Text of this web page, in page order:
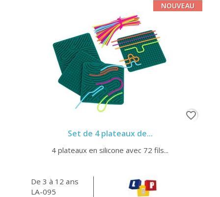
Set de 4 plateaux de...
4 plateaux en silicone avec 72 fils...
De 3 à 12 ans
LA-095
NOUVEAU
favorite_border